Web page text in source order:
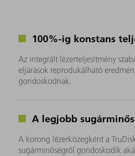
100%-ig konstans
Az integrált lézerteljesítmény
eljárások reprodukálható
gondoskodnak.
A legjobb
A korong lézerközegként a
sugárminőségről gondoskodik